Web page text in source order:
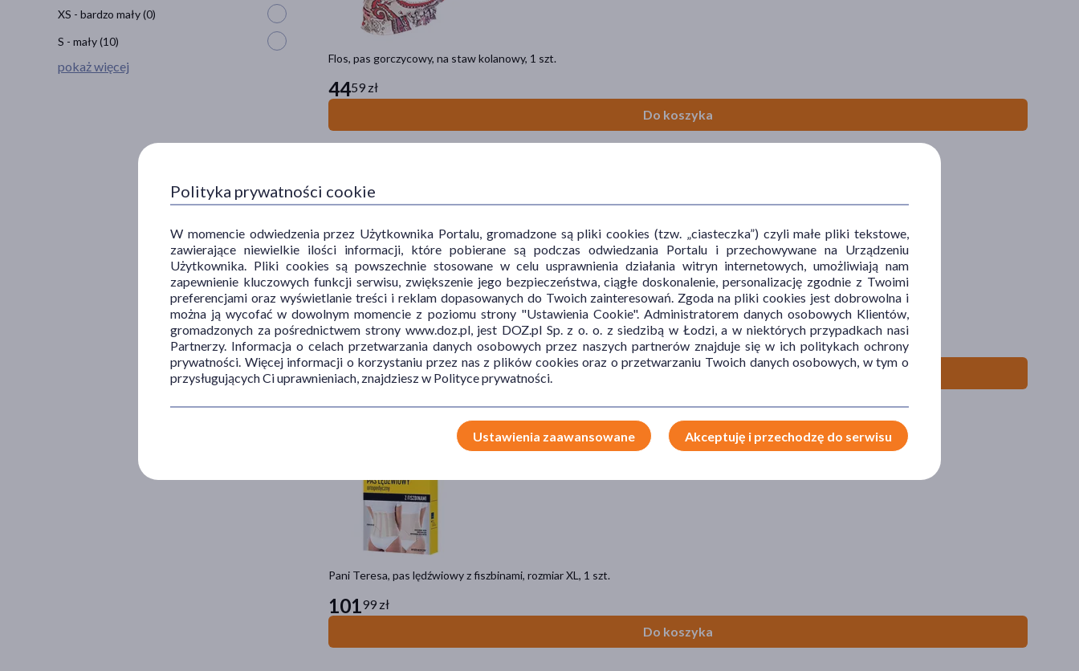
Flos, pas gorczycowy, na staw kolanowy, 1 szt.
4459 zł
Do koszyka
Pani Teresa, uniwersalny pas brzuszny z zapięciem, rozmiar L, wysokość 22 cm, 1 szt.
7259 zł
Pani Teresa, pas lędźwiowy z fiszbinami, rozmiar XL, 1 szt.
10199 zł
Do koszyka
XS - bardzo mały(0)
S - mały(10)
pokaż więcej
Polityka prywatności cookie
W momencie odwiedzenia przez Użytkownika Portalu, gromadzone są pliki cookies (tzw. „ciasteczka”) czyli małe pliki tekstowe,
zawierające niewielkie ilości informacji, które pobierane są podczas odwiedzania Portalu i przechowywane na Urządzeniu
Użytkownika. Pliki cookies są powszechnie stosowane w celu usprawnienia działania witryn internetowych, umożliwiają nam
zapewnienie kluczowych funkcji serwisu, zwiększenie jego bezpieczeństwa, ciągłe doskonalenie, personalizację zgodnie z Twoimi
preferencjami oraz wyświetlanie treści i reklam dopasowanych do Twoich zainteresowań. Zgoda na pliki cookies jest dobrowolna i
można ją wycofać w dowolnym momencie z poziomu strony "Ustawienia Cookie". Administratorem danych osobowych Klientów,
gromadzonych za pośrednictwem strony www.doz.pl, jest DOZ.pl Sp. z o. o. z siedzibą w Łodzi, a w niektórych przypadkach nasi
Partnerzy. Informacja o celach przetwarzania danych osobowych przez naszych partnerów znajduje się w ich politykach ochrony
prywatności. Więcej informacji o korzystaniu przez nas z plików cookies oraz o przetwarzaniu Twoich danych osobowych, w tym o
przysługujących Ci uprawnieniach, znajdziesz w Polityce prywatności.
Ustawienia zaawansowane Akceptuję i przechodzę do serwisu